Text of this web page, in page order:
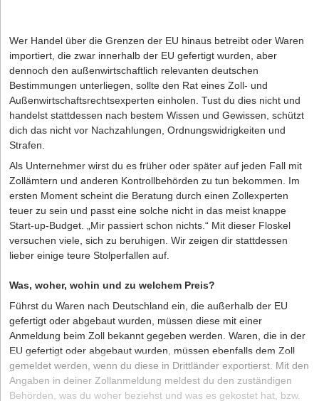
Wer Handel über die Grenzen der EU hinaus betreibt oder Waren
importiert, die zwar innerhalb der EU gefertigt wurden, aber
dennoch den außenwirtschaftlich relevanten deutschen
Bestimmungen unterliegen, sollte den Rat eines Zoll- und
Außenwirtschaftsrechtsexperten einholen. Tust du dies nicht und
handelst stattdessen nach bestem Wissen und Gewissen, schützt
dich das nicht vor Nachzahlungen, Ordnungswidrigkeiten und
Strafen.
Als Unternehmer wirst du es früher oder später auf jeden Fall mit
Zollämtern und anderen Kontrollbehörden zu tun bekommen. Im
ersten Moment scheint die Beratung durch einen Zollexperten
teuer zu sein und passt eine solche nicht in das meist knappe
Start-up-Budget. „Mir passiert schon nichts.“ Mit dieser Floskel
versuchen viele, sich zu beruhigen. Wir zeigen dir stattdessen
lieber einige teure Stolperfallen auf.
Was, woher, wohin und zu welchem Preis?
Führst du Waren nach Deutschland ein, die außerhalb der EU
gefertigt oder abgebaut wurden, müssen diese mit einer
Anmeldung beim Zoll bekannt gegeben werden. Waren, die in der
EU gefertigt oder abgebaut wurden, müssen ebenfalls dem Zoll
gemeldet werden, wenn du diese in Drittländer exportierst. Mit den
Angaben in deiner Zollanmeldung meldest du den zuständigen
Behörden, was du woher beziehst und was es gekostet hat, bzw.